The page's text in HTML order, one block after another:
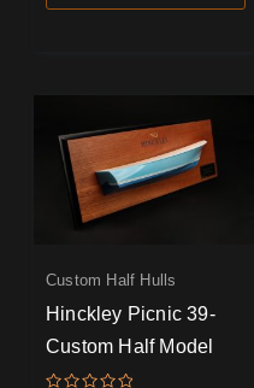
Custom Half Hulls
Hinckley Picnic 39-
Custom Half Model